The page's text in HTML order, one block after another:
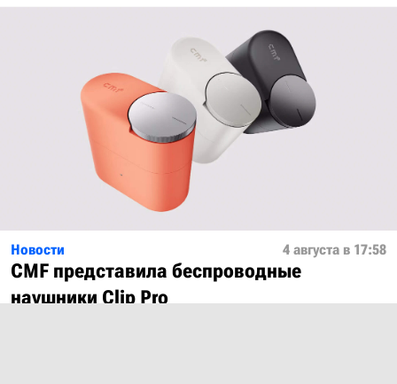
Новости 4 августа в 17:58
CMF представила беспроводные
наушники Clip Pro